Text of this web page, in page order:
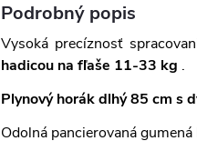
Podrobný popis
Vysoká precíznosť
hadicou na fľaše 11-33 kg .
Plynový horák dlhý 85 cm s
Odolná pancierovaná gumená